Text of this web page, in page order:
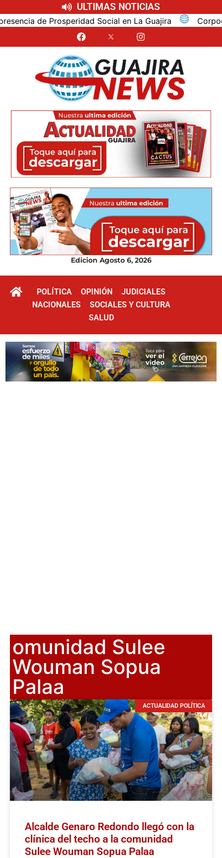
ULTIMAS NOTICIAS
de Prosperidad Social en La Guajira
Edicion Agosto 6, 2026
POLÍTICA OPINIÓN
JUDICIALES
NACIONALES
SOCIALES Y CULTURA
SALUD
omunidad Sulee
Wouman Sopua
Palaa
ACTUALIDAD POLÍTICA
Alcalde Genaro Redondo llegó con la
clínica del techo a la comunidad
Sulee Wouman Sopua Palaa